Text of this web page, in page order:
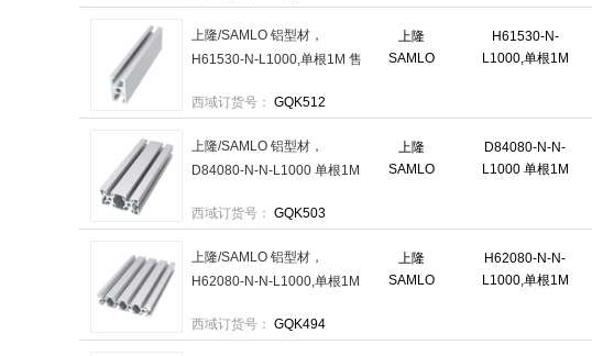
上隆
SAMLO
H61530-N-
L1000,单根1M
上隆/SAMLO 铝型材，
H61530-N-L1000,单根1M 售
西域订货号： GQK512
上隆
SAMLO
D84080-N-N-
L1000 单根1M
上隆/SAMLO 铝型材，
D84080-N-N-L1000 单根1M
西域订货号： GQK503
上隆
SAMLO
H62080-N-N-
L1000,单根1M
上隆/SAMLO 铝型材，
H62080-N-N-L1000,单根1M
西域订货号： GQK494